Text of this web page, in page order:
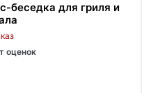
беседка для гриля и
оценок